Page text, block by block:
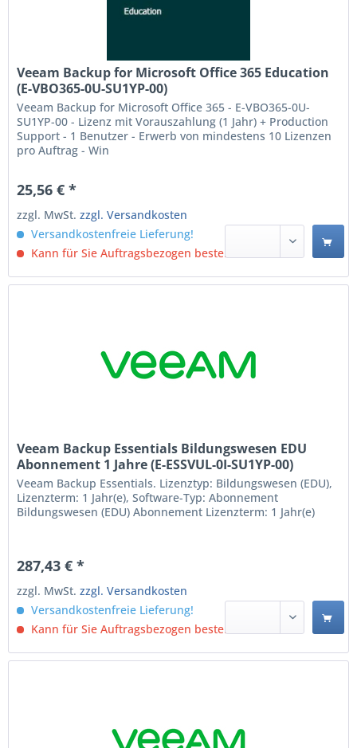
Veeam Backup for Microsoft Office 365 Education
(E-VBO365-0U-SU1YP-00)
Veeam Backup for Microsoft Office 365 - E-VBO365-0U-
SU1YP-00 - Lizenz mit Vorauszahlung (1 Jahr) + Production
Support - 1 Benutzer - Erwerb von mindestens 10 Lizenzen
pro Auftrag - Win
25,56 € *
zzgl. MwSt.zzgl. Versandkosten
Versandkostenfreie Lieferung!
Kann für Sie Auftragsbezogen bestellt werden.
Veeam Backup Essentials Bildungswesen EDU
Abonnement 1 Jahre (E-ESSVUL-0I-SU1YP-00)
Veeam Backup Essentials. Lizenztyp: Bildungswesen (EDU),
Lizenzterm: 1 Jahr(e), Software-Typ: Abonnement
Bildungswesen (EDU) Abonnement Lizenzterm: 1 Jahr(e)
287,43 € *
zzgl. MwSt.zzgl. Versandkosten
Versandkostenfreie Lieferung!
Kann für Sie Auftragsbezogen bestellt werden.